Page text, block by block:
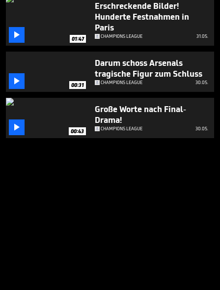
 01:47
Erschreckende Bilder!
Hunderte Festnahmen in
Paris
CHAMPIONS LEAGUE 31.05.
 00:31
Darum schoss Arsenals
tragische Figur zum Schluss
CHAMPIONS LEAGUE 30.05.
 00:43
Große Worte nach Final-
Drama!
CHAMPIONS LEAGUE 30.05.